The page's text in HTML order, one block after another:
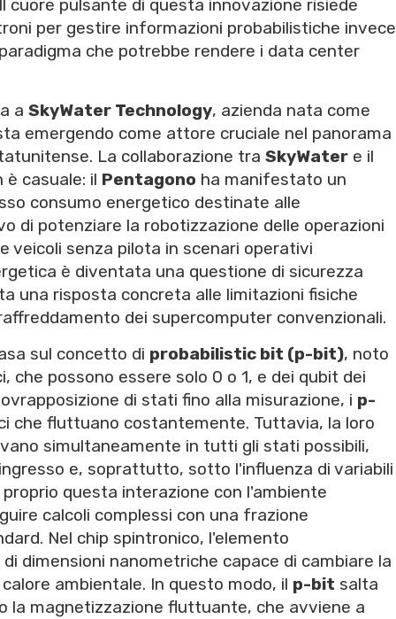
cuore pulsante di questa innovazione risiede
per gestire informazioni probabilistiche invece
che potrebbe rendere i data center
a SkyWater Technology, azienda nata come
emergendo come attore cruciale nel panorama
La collaborazione tra SkyWater e il
è casuale: il Pentagono ha manifestato un
consumo energetico destinate alle
di potenziare la robotizzazione delle operazioni
veicoli senza pilota in scenari operativi
è diventata una questione di sicurezza
una risposta concreta alle limitazioni fisiche
dei supercomputer convenzionali.
sul concetto di probabilistic bit (p-bit), noto
che possono essere solo 0 o 1, e dei qubit dei
di stati fino alla misurazione, i p-
che fluttuano costantemente. Tuttavia, la loro
simultaneamente in tutti gli stati possibili,
e, soprattutto, sotto l'influenza di variabili
proprio questa interazione con l'ambiente
calcoli complessi con una frazione
Nel chip spintronico, l'elemento
dimensioni nanometriche capace di cambiare la
ambientale. In questo modo, il p-bit salta
magnetizzazione fluttuante, che avviene a